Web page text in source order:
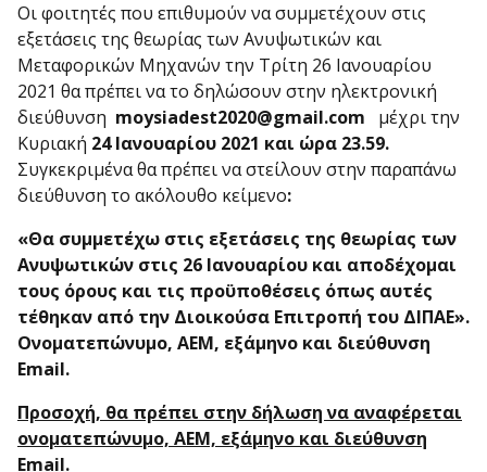
Οι φοιτητές που επιθυμούν να συμμετέχουν στις
εξετάσεις της θεωρίας των Ανυψωτικών και
Μεταφορικών Μηχανών την Τρίτη 26 Ιανουαρίου
2021 θα πρέπει να το δηλώσουν στην ηλεκτρονική
διεύθυνση moysiadest2020@gmail.com μέχρι την
Κυριακή 24 Ιανουαρίου 2021 και ώρα 23.59.
Συγκεκριμένα θα πρέπει να στείλουν στην παραπάνω
διεύθυνση το ακόλουθο κείμενο:
«Θα συμμετέχω στις εξετάσεις της θεωρίας των
Ανυψωτικών στις 26 Ιανουαρίου και αποδέχομαι
τους όρους και τις προϋποθέσεις όπως αυτές
τέθηκαν από την Διοικούσα Επιτροπή του ΔΙΠΑΕ».
Ονοματεπώνυμο, ΑΕΜ, εξάμηνο και διεύθυνση
Email.
Προσοχή, θα πρέπει στην δήλωση να αναφέρεται
ονοματεπώνυμο, ΑΕΜ, εξάμηνο και διεύθυνση
Email.